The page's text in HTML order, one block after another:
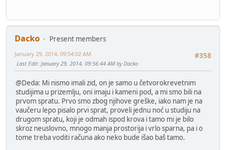
Dacko
Present members
#358
January 29, 2014, 09:54:02 AM
Last Edit: January 29, 2014, 09:56:44 AM by Dacko
@Deda: Mi nismo imali zid, on je samo u četvorokrevetnim
studijima u prizemlju, oni imaju i kameni pod, a mi smo bili na
prvom spratu. Prvo smo zbog njihove greške, iako nam je na
vaučeru lepo pisalo prvi sprat, proveli jednu noć u studiju na
drugom spratu, koji je odmah ispod krova i tamo mi je bilo
skroz neuslovno, mnogo manja prostorija i vrlo sparna, pa i o
tome treba voditi računa ako neko bude išao baš tamo.